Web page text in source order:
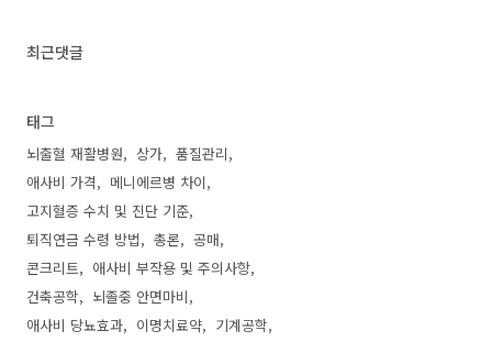
최근댓글
태그
뇌출혈 재활병원 상가
품질관리
애사비 가격
메니에르병 차이
고지혈증 수치 및 진단 기준
퇴직연금 수령 방법
총론
공매
콘크리트
애사비 부작용 및 주의사항
건축공학
뇌졸중 안면마비
애사비 당뇨효과
이명치료약
기계공학